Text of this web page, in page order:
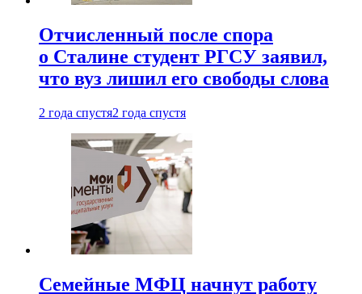
Отчисленный после спора
о Сталине студент РГСУ заявил,
что вуз лишил его свободы слова
2 года спустя2 года спустя
Семейные МФЦ начнут работу